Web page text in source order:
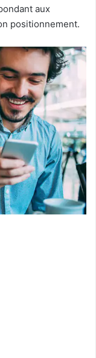
aux
positionnement.